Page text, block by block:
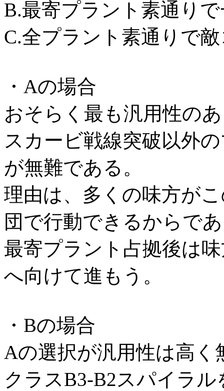
B.最寄プラント素通り
C.全プラント素通りで
・Aの場合
おそらく最も汎用性の
スカービ戦線突破以外
が無難である。
理由は、多くの味方が
団で行動できるからで
最寄プラント占拠後は
へ向けて進もう。
・Bの場合
Aの選択が汎用性は高く
クラスB3-B2スパイラ